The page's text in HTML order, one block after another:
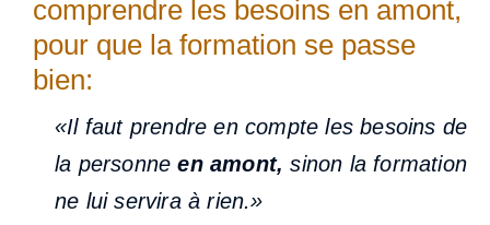
comprendre les besoins en amont,
pour que la formation se passe
bien:
«Il faut prendre en compte les besoins de
la personneen amont, sinon la formation
ne lui servira à rien.»